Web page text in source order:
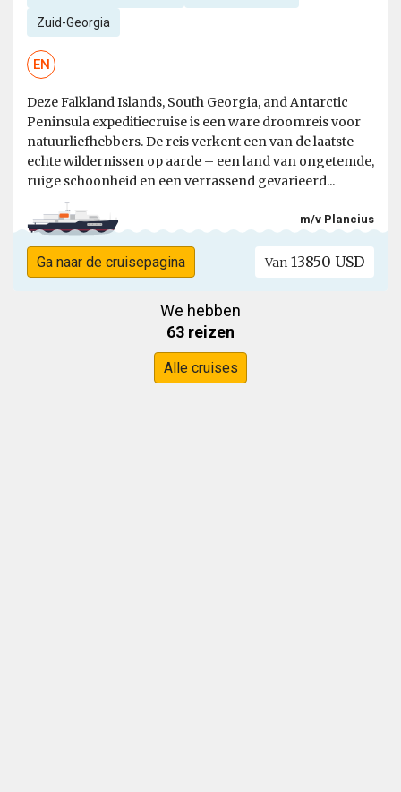
Zuid-Georgia
EN
Deze Falkland Islands, South Georgia, and Antarctic
Peninsula expeditiecruise is een ware droomreis voor
natuurliefhebbers. De reis verkent een van de laatste
echte wildernissen op aarde – een land van ongetemde,
ruige schoonheid en een verrassend gevarieerd...
m/v Plancius
Ga naar de cruisepagina Van 13850 USD
We hebben
63 reizen
Alle cruises